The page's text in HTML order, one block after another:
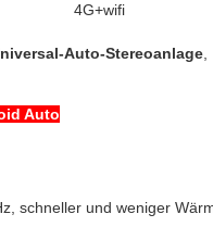
4G+wifi
Auto-Stereoanlage
Auto
schneller und weniger